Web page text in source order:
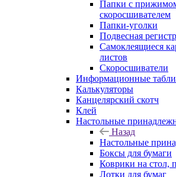
Папки с
скоросшивателем
Папки-уголки
Подвесная
Самоклеящиеся
листов
Скоросшиватели
Информационные
Калькуляторы
Канцелярский скотч
Клей
Настольные
Назад
Настольные
Боксы для бумаги
Коврики на стол,
Лотки для бумаг